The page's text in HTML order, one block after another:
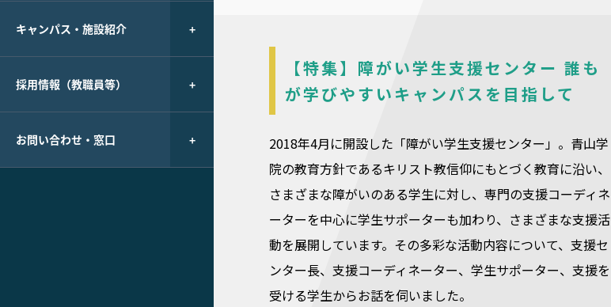
キャンパス・施設紹介
採用情報（教職員等）
お問い合わせ・窓口
【特集】障がい学生支援センター 誰も
が学びやすいキャンパスを目指して
2018年4月に開設した「障がい学生支援センター」。青山学
院の教育方針であるキリスト教信仰にもとづく教育に沿い、
さまざまな障がいのある学生に対し、専門の支援コーディネ
ーターを中心に学生サポーターも加わり、さまざまな支援活
動を展開しています。その多彩な活動内容について、支援セ
ンター長、支援コーディネーター、学生サポーター、支援を
受ける学生からお話を伺いました。